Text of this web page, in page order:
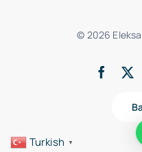
© 2026 Eleksa
Turkish ▼